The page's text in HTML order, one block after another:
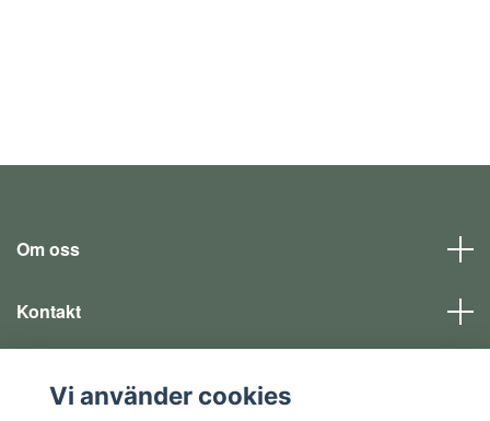
Om oss
Kontakt
Vi använder cookies